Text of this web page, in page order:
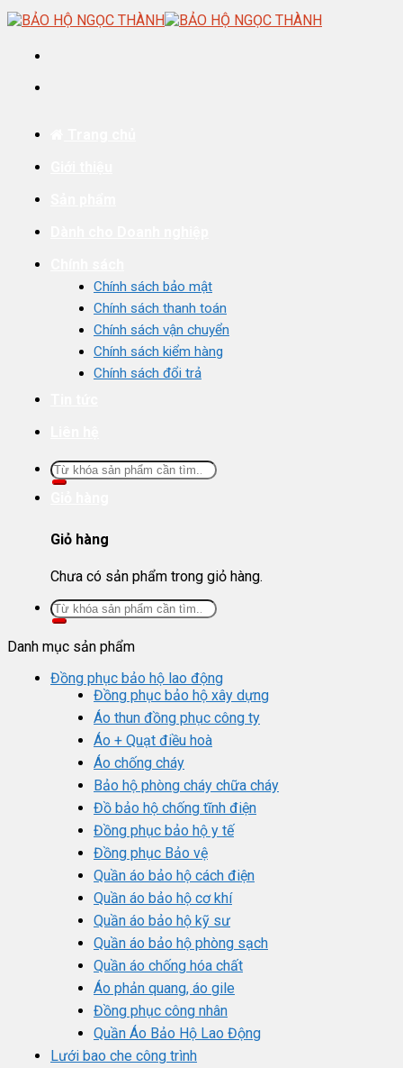
Skip
to
Chính sách bảo mật
Chính sách thanh toán
Chính sách vận chuyển
Chính sách kiểm hàng
Chính sách đổi trả
Tìm
kiếm:
Giỏ hàng
Chưa có sản phẩm trong giỏ hàng.
Tìm
kiếm:
Danh mục sản phẩm
Đồng phục bảo hộ lao động
Đồng phục bảo hộ xây dựng
Áo thun đồng phục công ty
Áo + Quạt điều hoà
Áo chống cháy
Bảo hộ phòng cháy chữa cháy
Đồ bảo hộ chống tĩnh điện
Đồng phục bảo hộ y tế
Đồng phục Bảo vệ
Quần áo bảo hộ cách điện
Quần áo bảo hộ cơ khí
Quần áo bảo hộ kỹ sư
Quần áo bảo hộ phòng sạch
Quần áo chống hóa chất
Áo phản quang, áo gile
Đồng phục công nhân
Quần Áo Bảo Hộ Lao Động
Lưới bao che công trình